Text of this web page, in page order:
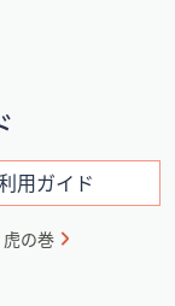
用ガイド
の巻